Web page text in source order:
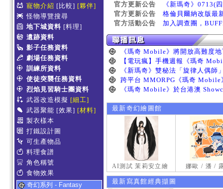
寵物介紹 [比較] [夥伴]
怪物導覽搜尋
地下城資料 [料理]
遺跡資料
影子任務資料
劇場任務資料
訓練所資料
使徒突襲任務資料
烈焰見習騎士團資料
武器改造模擬 [細工]
武器聚能 [效果] [材料]
製衣樣本
打鐵設計圖
可生產物品
料理食譜
角色稱號
食物效果
奇幻系列 - Fantasy
官方更新公告
《新瑪奇》0713(
官方更新公告
格倫貝爾納改版最
官方活動公告
加入調查團，
最新奇幻繪圖館
AI測試 茉莉安立繪 娜歐 / 潘 /
最新寫真館經典擷圖